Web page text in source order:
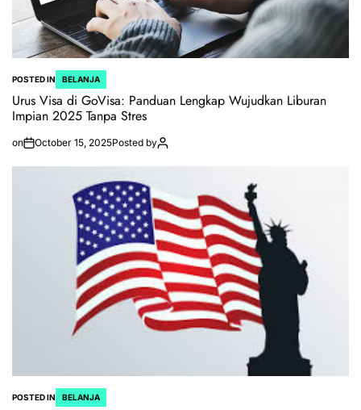
POSTED IN BELANJA
Urus Visa di GoVisa: Panduan Lengkap Wujudkan Liburan
Impian 2025 Tanpa Stres
on October 15, 2025Posted by
POSTED IN BELANJA